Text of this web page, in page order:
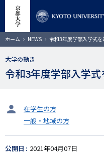
コ
ン
ン
ツ
サイト内
ホーム NEWS 令和3年度学部入学式を
大学の動き
令和3年度学部入学
タ
ッ
ト
在学生の方
一般・地域の方
公開日 2021年04月07日